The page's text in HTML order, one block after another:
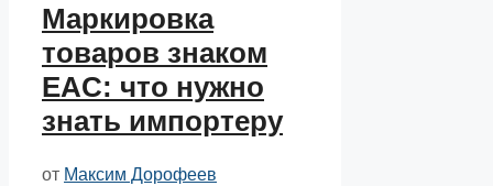
Маркировка
товаров знаком
EAC: что нужно
знать импортеру
от Максим Дорофеев